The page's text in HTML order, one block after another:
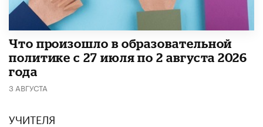
​Что произошло в образовательной
политике с 27 июля по 2 августа 2026
года
3 АВГУСТА
УЧИТЕЛЯ